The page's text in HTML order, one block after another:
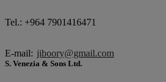
Tel.: +964 7901416471
E-mail: jiboory@gmail.com
S. Venezia & Sons Ltd.